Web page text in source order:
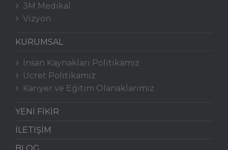
3M Medikal
Vizyon
KURUMSAL
İnsan Kaynakları Politikamız
Ücret Politikamız
Kariyer ve Eğitim Olanaklarımız
YENİ FİKİR
İLETİŞİM